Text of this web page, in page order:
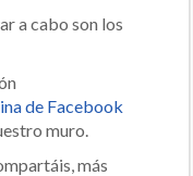
a cabo son los
de Facebook
muro.
más